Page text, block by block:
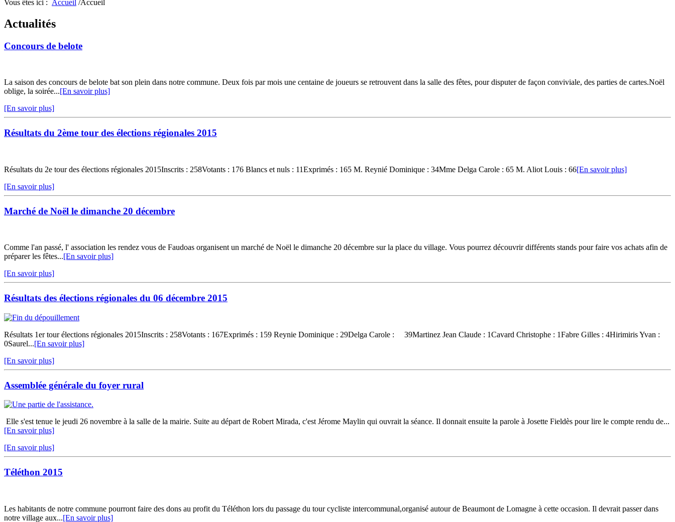
Vous êtes ici : Accueil /Accueil
Actualités
Concours de belote
La saison des concours de belote bat son plein dans notre commune. Deux fois par mois une centaine de joueurs se retrouvent dans la salle des fêtes, pour disputer de façon conviviale, des parties de cartes.Noël
oblige, la soirée...[En savoir plus]
[En savoir plus]
Résultats du 2ème tour des élections régionales 2015
Résultats du 2e tour des élections régionales 2015Inscrits : 258Votants : 176 Blancs et nuls : 11Exprimés : 165 M. Reynié Dominique : 34Mme Delga Carole : 65 M. Aliot Louis : 66[En savoir plus]
[En savoir plus]
Marché de Noël le dimanche 20 décembre
Comme l'an passé, l' association les rendez vous de Faudoas organisent un marché de Noël le dimanche 20 décembre sur la place du village. Vous pourrez découvrir différents stands pour faire vos achats afin de
préparer les fêtes...[En savoir plus]
[En savoir plus]
Résultats des élections régionales du 06 décembre 2015
Résultats 1er tour élections régionales 2015Inscrits : 258Votants : 167Exprimés : 159 Reynie Dominique : 29Delga Carole : 39Martinez Jean Claude : 1Cavard Christophe : 1Fabre Gilles : 4Hirimiris Yvan :
0Saurel...[En savoir plus]
[En savoir plus]
Assemblée générale du foyer rural
Elle s'est tenue le jeudi 26 novembre à la salle de la mairie. Suite au départ de Robert Mirada, c'est Jérome Maylin qui ouvrait la séance. Il donnait ensuite la parole à Josette Fieldès pour lire le compte rendu de...
[En savoir plus]
[En savoir plus]
Téléthon 2015
Les habitants de notre commune pourront faire des dons au profit du Téléthon lors du passage du tour cycliste intercommunal,organisé autour de Beaumont de Lomagne à cette occasion. Il devrait passer dans
notre village aux...[En savoir plus]